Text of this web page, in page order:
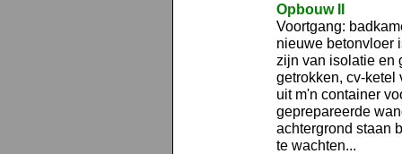
Opbouw II
Voortgang:
nieuwe betonvloer
zijn van isolatie en
getrokken, cv-ketel
uit m'n container
geprepareerde
achtergrond staan
te wachten...